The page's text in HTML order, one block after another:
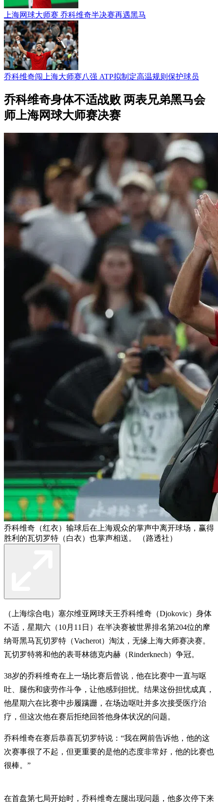
上海网球大师赛 乔科维奇半决赛再遇黑马
乔科维奇闯上海大师赛八强 ATP拟制定高温规则保护球员
乔科维奇身体不适战败 两表兄弟黑马会
师上海网球大师赛决赛
乔科维奇（红衣）输球后在上海观众的掌声中离开球场，赢得
胜利的瓦切罗特（白衣）也掌声相送。 （路透社）
（上海综合电）塞尔维亚网球天王乔科维奇（Djokovic）身体
不适，星期六（10月11日）在半决赛被世界排名第204位的摩
纳哥黑马瓦切罗特（Vacherot）淘汰，无缘上海大师赛决赛。
瓦切罗特将和他的表哥林德克内赫（Rinderknech）争冠。
38岁的乔科维奇在上一场比赛后曾说，他在比赛中一直与呕
吐、腿伤和疲劳作斗争，让他感到担忧。结果这份担忧成真，
他星期六在比赛中步履蹒跚，在场边呕吐并多次接受医疗治
疗，但这次他在赛后拒绝回答他身体状况的问题。
乔科维奇在赛后恭喜瓦切罗特说：“我在网前告诉他，他的这
次赛事很了不起，但更重要的是他的态度非常好，他的比赛也
很棒。”
在首盘第七局开始时，乔科维奇左腿出现问题，他多次停下来